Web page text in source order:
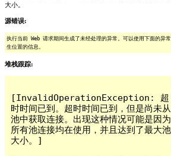
大小。
源错误:
执行当前 Web 请求期间生成了未经处理的异常。可以使用下面的异
生位置的信息。
堆栈跟踪:
[InvalidOperationException: 超
时时间已到。超时时间已到，但是尚未从
池中获取连接。出现这种情况可能是因为
所有池连接均在使用，并且达到了最大池
大小。]